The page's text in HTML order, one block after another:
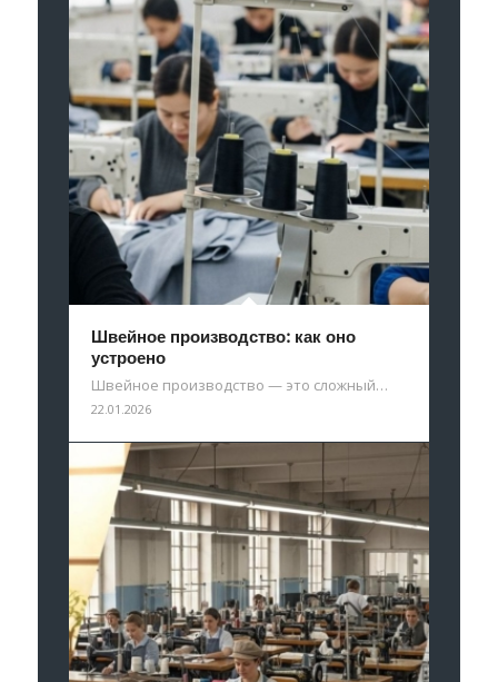
Швейное производство: как оно
устроено
Швейное производство — это сложный…
22.01.2026